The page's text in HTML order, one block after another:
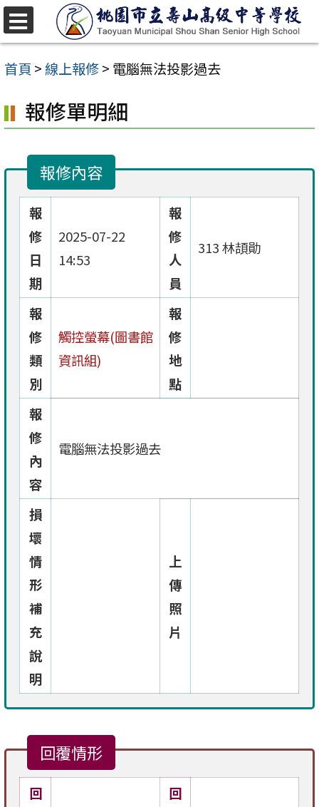
跳
至
主
內
容
首頁 >線上報修> 電腦無法投影過去
報修單明細
報修內容
報
修
日
期
2025-07-22
14:53
報
修
人
員
313 林頡勛
報
修
類
別
觸控螢幕(圖書館
資訊組)
報
修
地
點
報
修
內
容
電腦無法投影過去
損
壞
情
形
補
充
說
明
上
傳
照
片
回覆情形
回
回
選
單